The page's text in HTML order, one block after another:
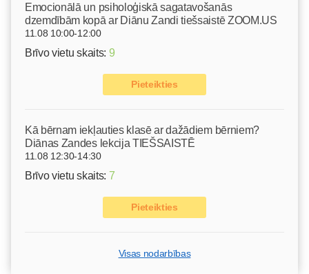
Emocionālā un psiholoģiskā sagatavošanās
dzemdībām kopā ar Diānu Zandi tiešsaistē ZOOM.US
11.08 10:00-12:00
Brīvo vietu skaits: 9
Pieteikties
Kā bērnam iekļauties klasē ar dažādiem bērniem?
Diānas Zandes lekcija TIEŠSAISTĒ
11.08 12:30-14:30
Brīvo vietu skaits: 7
Pieteikties
Visas nodarbības